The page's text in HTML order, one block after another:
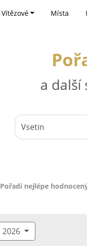
Vítězové Místa
a další
Pořadí nejlépe
2026